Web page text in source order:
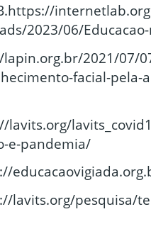
2023/06/
lapin.org.br/2021/07/
facial-
lavits.org/
e-pandemia/
lavits.org/pesquisa/